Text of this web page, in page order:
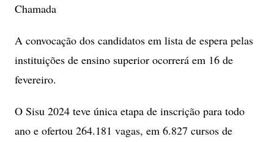
Chamada
A convocação dos candidatos em lista de espera pelas
instituições de ensino superior ocorrerá em 16 de
fevereiro.
O Sisu 2024 teve única etapa de inscrição para todo
ano e ofertou 264.181 vagas, em 6.827 cursos de